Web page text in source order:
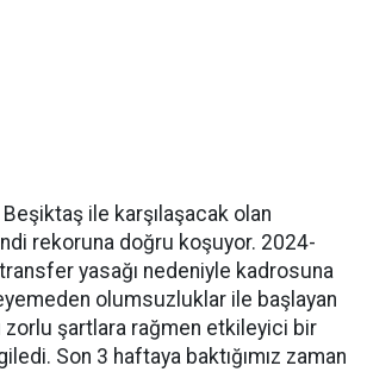
ile karşılaşacak olan
rekoruna doğru koşuyor. 2024-
yasağı nedeniyle kadrosuna
olumsuzluklar ile başlayan
zorlu şartlara rağmen etkileyici bir
Son 3 haftaya baktığımız zaman